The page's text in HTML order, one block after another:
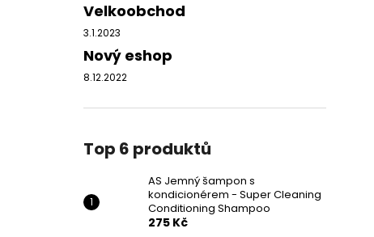
Velkoobchod
3.1.2023
Nový eshop
8.12.2022
Top 6 produktů
AS Jemný šampon s
kondicionérem - Super Cleaning
Conditioning Shampoo
275 Kč